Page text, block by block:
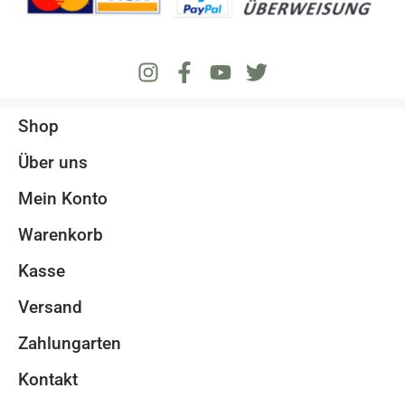
Shop
Über uns
Mein Konto
Warenkorb
Kasse
Versand
Zahlungarten
Kontakt